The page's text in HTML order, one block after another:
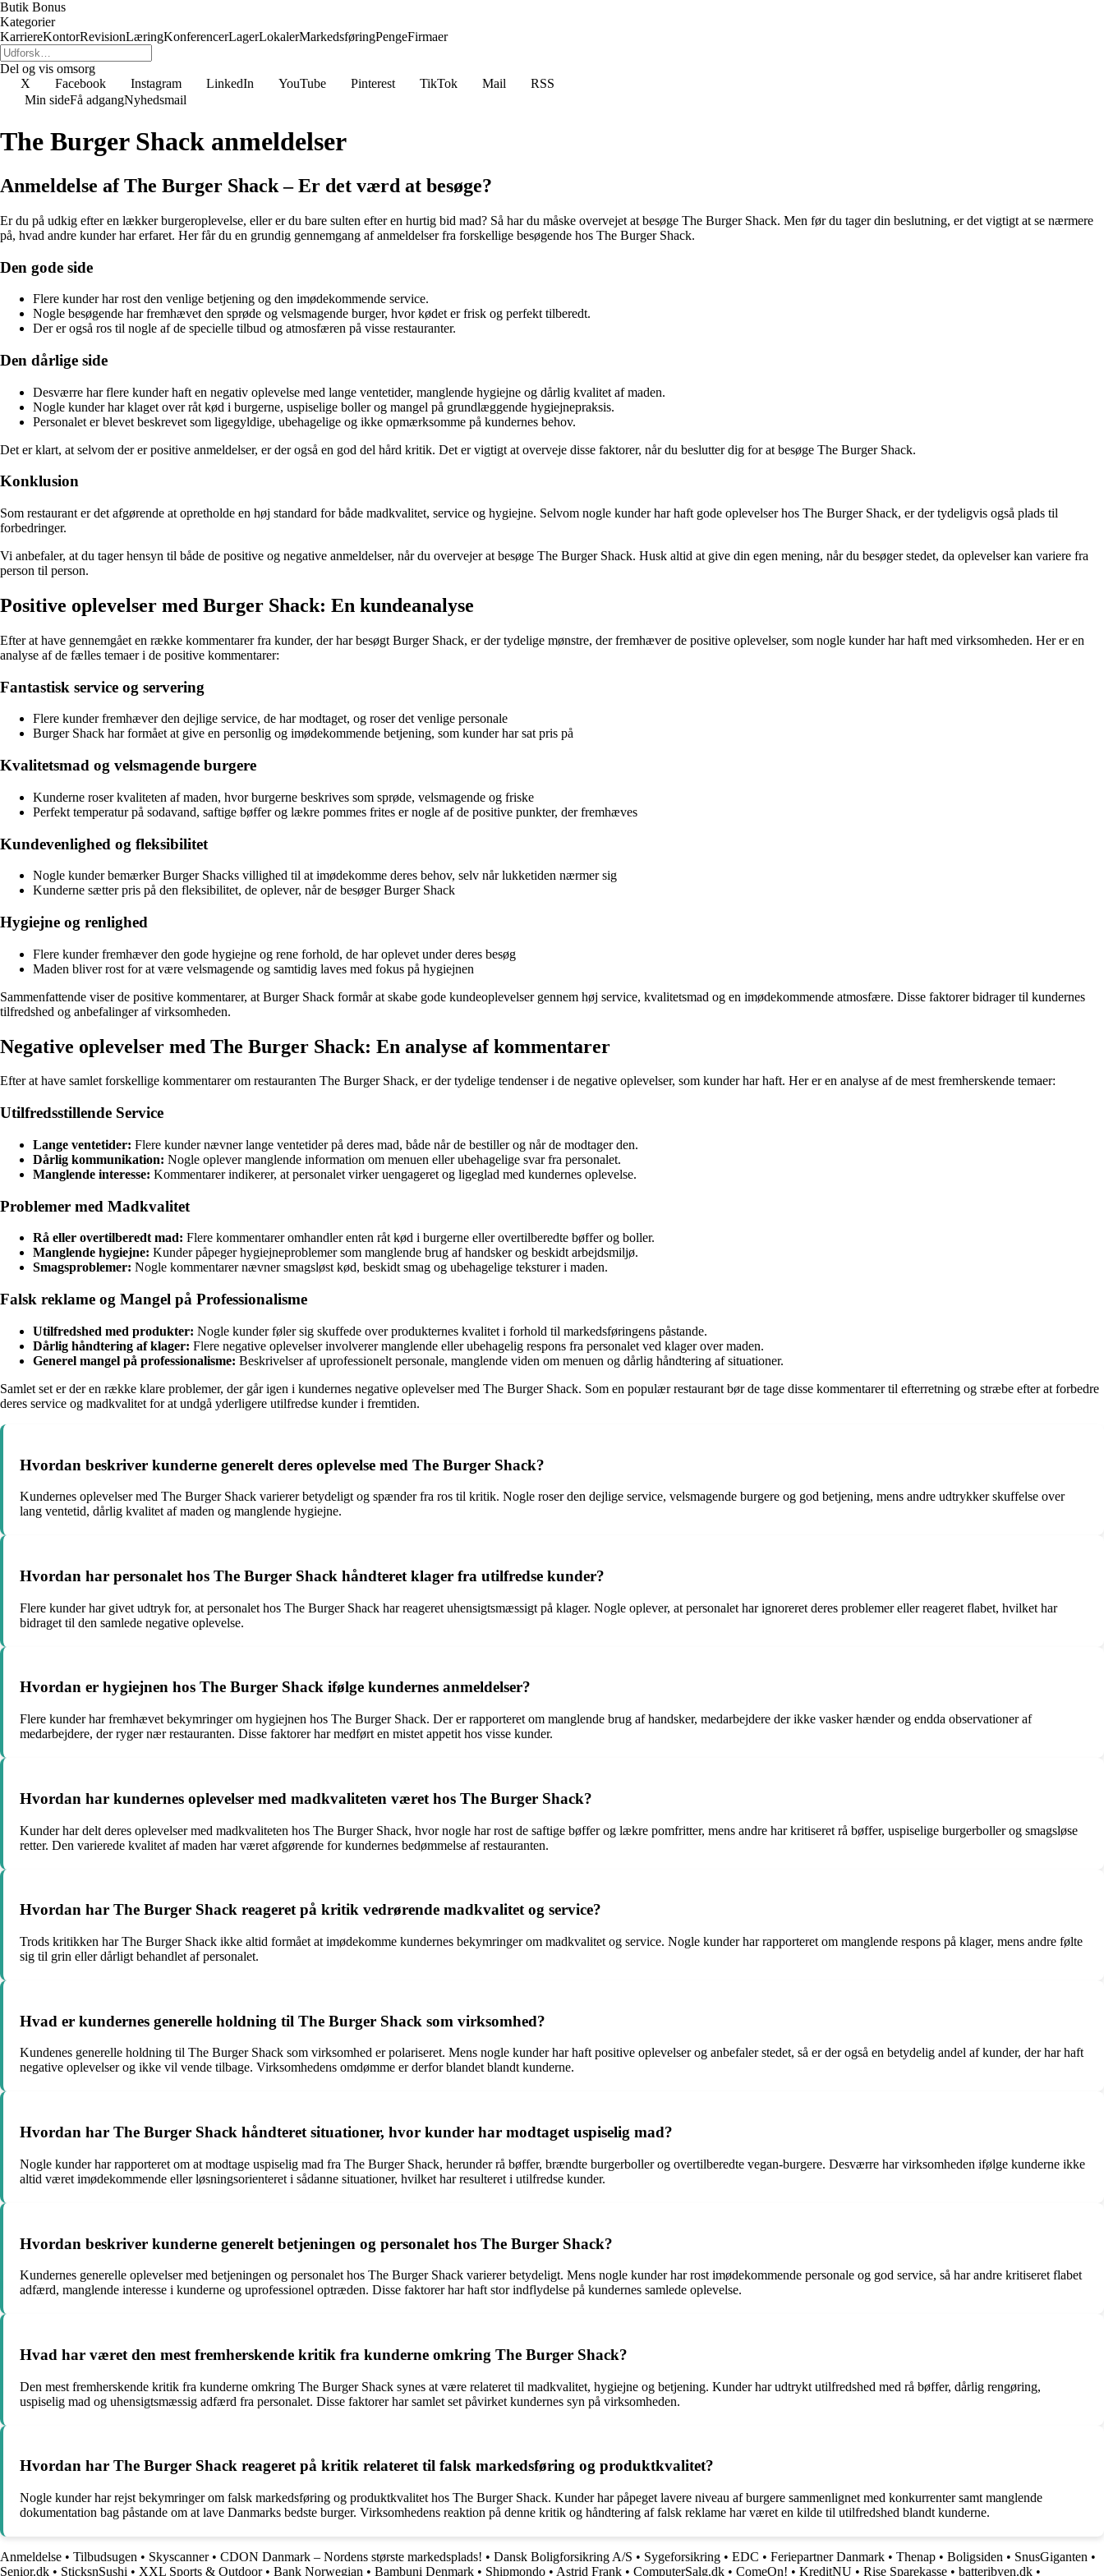
Butik Bonus
Kategorier
KarriereKontorRevisionLæringKonferencerLagerLokalerMarkedsføringPengeFirmaer
Del og vis omsorg
X
Facebook Instagram LinkedIn YouTube Pinterest TikTok Mail
RSS
Min sideFå adgangNyhedsmail
The Burger Shack anmeldelser
Anmeldelse af The Burger Shack – Er det værd at besøge?
Er du på udkig efter en lækker burgeroplevelse, eller er du bare sulten efter en hurtig bid mad? Så har du måske overvejet at besøge The Burger Shack. Men før du tager din beslutning, er det vigtigt at se nærmere
på, hvad andre kunder har erfaret. Her får du en grundig gennemgang af anmeldelser fra forskellige besøgende hos The Burger Shack.
Den gode side
Flere kunder har rost den venlige betjening og den imødekommende service.
Nogle besøgende har fremhævet den sprøde og velsmagende burger, hvor kødet er frisk og perfekt tilberedt.
Der er også ros til nogle af de specielle tilbud og atmosfæren på visse restauranter.
Den dårlige side
Desværre har flere kunder haft en negativ oplevelse med lange ventetider, manglende hygiejne og dårlig kvalitet af maden.
Nogle kunder har klaget over råt kød i burgerne, uspiselige boller og mangel på grundlæggende hygiejnepraksis.
Personalet er blevet beskrevet som ligegyldige, ubehagelige og ikke opmærksomme på kundernes behov.
Det er klart, at selvom der er positive anmeldelser, er der også en god del hård kritik. Det er vigtigt at overveje disse faktorer, når du beslutter dig for at besøge The Burger Shack.
Konklusion
Som restaurant er det afgørende at opretholde en høj standard for både madkvalitet, service og hygiejne. Selvom nogle kunder har haft gode oplevelser hos The Burger Shack, er der tydeligvis også plads til
forbedringer.
Vi anbefaler, at du tager hensyn til både de positive og negative anmeldelser, når du overvejer at besøge The Burger Shack. Husk altid at give din egen mening, når du besøger stedet, da oplevelser kan variere fra
person til person.
Positive oplevelser med Burger Shack: En kundeanalyse
Efter at have gennemgået en række kommentarer fra kunder, der har besøgt Burger Shack, er der tydelige mønstre, der fremhæver de positive oplevelser, som nogle kunder har haft med virksomheden. Her er en
analyse af de fælles temaer i de positive kommentarer:
Fantastisk service og servering
Flere kunder fremhæver den dejlige service, de har modtaget, og roser det venlige personale
Burger Shack har formået at give en personlig og imødekommende betjening, som kunder har sat pris på
Kvalitetsmad og velsmagende burgere
Kunderne roser kvaliteten af maden, hvor burgerne beskrives som sprøde, velsmagende og friske
Perfekt temperatur på sodavand, saftige bøffer og lækre pommes frites er nogle af de positive punkter, der fremhæves
Kundevenlighed og fleksibilitet
Nogle kunder bemærker Burger Shacks villighed til at imødekomme deres behov, selv når lukketiden nærmer sig
Kunderne sætter pris på den fleksibilitet, de oplever, når de besøger Burger Shack
Hygiejne og renlighed
Flere kunder fremhæver den gode hygiejne og rene forhold, de har oplevet under deres besøg
Maden bliver rost for at være velsmagende og samtidig laves med fokus på hygiejnen
Sammenfattende viser de positive kommentarer, at Burger Shack formår at skabe gode kundeoplevelser gennem høj service, kvalitetsmad og en imødekommende atmosfære. Disse faktorer bidrager til kundernes
tilfredshed og anbefalinger af virksomheden.
Negative oplevelser med The Burger Shack: En analyse af kommentarer
Efter at have samlet forskellige kommentarer om restauranten The Burger Shack, er der tydelige tendenser i de negative oplevelser, som kunder har haft. Her er en analyse af de mest fremherskende temaer:
Utilfredsstillende Service
Lange ventetider: Flere kunder nævner lange ventetider på deres mad, både når de bestiller og når de modtager den.
Dårlig kommunikation: Nogle oplever manglende information om menuen eller ubehagelige svar fra personalet.
Manglende interesse: Kommentarer indikerer, at personalet virker uengageret og ligeglad med kundernes oplevelse.
Problemer med Madkvalitet
Rå eller overtilberedt mad: Flere kommentarer omhandler enten råt kød i burgerne eller overtilberedte bøffer og boller.
Manglende hygiejne: Kunder påpeger hygiejneproblemer som manglende brug af handsker og beskidt arbejdsmiljø.
Smagsproblemer: Nogle kommentarer nævner smagsløst kød, beskidt smag og ubehagelige teksturer i maden.
Falsk reklame og Mangel på Professionalisme
Utilfredshed med produkter: Nogle kunder føler sig skuffede over produkternes kvalitet i forhold til markedsføringens påstande.
Dårlig håndtering af klager: Flere negative oplevelser involverer manglende eller ubehagelig respons fra personalet ved klager over maden.
Generel mangel på professionalisme: Beskrivelser af uprofessionelt personale, manglende viden om menuen og dårlig håndtering af situationer.
Samlet set er der en række klare problemer, der går igen i kundernes negative oplevelser med The Burger Shack. Som en populær restaurant bør de tage disse kommentarer til efterretning og stræbe efter at forbedre
deres service og madkvalitet for at undgå yderligere utilfredse kunder i fremtiden.
Hvordan beskriver kunderne generelt deres oplevelse med The Burger Shack?
Kundernes oplevelser med The Burger Shack varierer betydeligt og spænder fra ros til kritik. Nogle roser den dejlige service, velsmagende burgere og god betjening, mens andre udtrykker skuffelse over
lang ventetid, dårlig kvalitet af maden og manglende hygiejne.
Hvordan har personalet hos The Burger Shack håndteret klager fra utilfredse kunder?
Flere kunder har givet udtryk for, at personalet hos The Burger Shack har reageret uhensigtsmæssigt på klager. Nogle oplever, at personalet har ignoreret deres problemer eller reageret flabet, hvilket har
bidraget til den samlede negative oplevelse.
Hvordan er hygiejnen hos The Burger Shack ifølge kundernes anmeldelser?
Flere kunder har fremhævet bekymringer om hygiejnen hos The Burger Shack. Der er rapporteret om manglende brug af handsker, medarbejdere der ikke vasker hænder og endda observationer af
medarbejdere, der ryger nær restauranten. Disse faktorer har medført en mistet appetit hos visse kunder.
Hvordan har kundernes oplevelser med madkvaliteten været hos The Burger Shack?
Kunder har delt deres oplevelser med madkvaliteten hos The Burger Shack, hvor nogle har rost de saftige bøffer og lækre pomfritter, mens andre har kritiseret rå bøffer, uspiselige burgerboller og smagsløse
retter. Den varierede kvalitet af maden har været afgørende for kundernes bedømmelse af restauranten.
Hvordan har The Burger Shack reageret på kritik vedrørende madkvalitet og service?
Trods kritikken har The Burger Shack ikke altid formået at imødekomme kundernes bekymringer om madkvalitet og service. Nogle kunder har rapporteret om manglende respons på klager, mens andre følte
sig til grin eller dårligt behandlet af personalet.
Hvad er kundernes generelle holdning til The Burger Shack som virksomhed?
Kundenes generelle holdning til The Burger Shack som virksomhed er polariseret. Mens nogle kunder har haft positive oplevelser og anbefaler stedet, så er der også en betydelig andel af kunder, der har haft
negative oplevelser og ikke vil vende tilbage. Virksomhedens omdømme er derfor blandet blandt kunderne.
Hvordan har The Burger Shack håndteret situationer, hvor kunder har modtaget uspiselig mad?
Nogle kunder har rapporteret om at modtage uspiselig mad fra The Burger Shack, herunder rå bøffer, brændte burgerboller og overtilberedte vegan-burgere. Desværre har virksomheden ifølge kunderne ikke
altid været imødekommende eller løsningsorienteret i sådanne situationer, hvilket har resulteret i utilfredse kunder.
Hvordan beskriver kunderne generelt betjeningen og personalet hos The Burger Shack?
Kundernes generelle oplevelser med betjeningen og personalet hos The Burger Shack varierer betydeligt. Mens nogle kunder har rost imødekommende personale og god service, så har andre kritiseret flabet
adfærd, manglende interesse i kunderne og uprofessionel optræden. Disse faktorer har haft stor indflydelse på kundernes samlede oplevelse.
Hvad har været den mest fremherskende kritik fra kunderne omkring The Burger Shack?
Den mest fremherskende kritik fra kunderne omkring The Burger Shack synes at være relateret til madkvalitet, hygiejne og betjening. Kunder har udtrykt utilfredshed med rå bøffer, dårlig rengøring,
uspiselig mad og uhensigtsmæssig adfærd fra personalet. Disse faktorer har samlet set påvirket kundernes syn på virksomheden.
Hvordan har The Burger Shack reageret på kritik relateret til falsk markedsføring og produktkvalitet?
Nogle kunder har rejst bekymringer om falsk markedsføring og produktkvalitet hos The Burger Shack. Kunder har påpeget lavere niveau af burgere sammenlignet med konkurrenter samt manglende
dokumentation bag påstande om at lave Danmarks bedste burger. Virksomhedens reaktion på denne kritik og håndtering af falsk reklame har været en kilde til utilfredshed blandt kunderne.
Anmeldelse • Tilbudsugen • Skyscanner• CDON Danmark – Nordens største markedsplads! • Dansk Boligforsikring A/S • Sygeforsikring • EDC • Feriepartner Danmark • Thenap • Boligsiden • SnusGiganten •
Senior.dk • SticksnSushi • XXL Sports & Outdoor• Bank Norwegian • Bambuni Denmark • Shipmondo • Astrid Frank • ComputerSalg.dk • ComeOn! • KreditNU • Rise Sparekasse • batteribyen.dk •